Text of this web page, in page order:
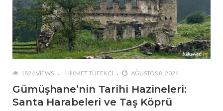
1824 VIEWS HIKMET TÜFEKÇI AĞUSTOS 8, 2024
Gümüşhane’nin Tarihi Hazineleri:
Santa Harabeleri ve Taş Köprü